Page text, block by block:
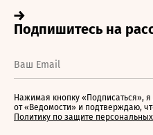
Нажимая кнопку «Подписаться»,
от «Ведомости» и подтверждаю,
Политику по защите